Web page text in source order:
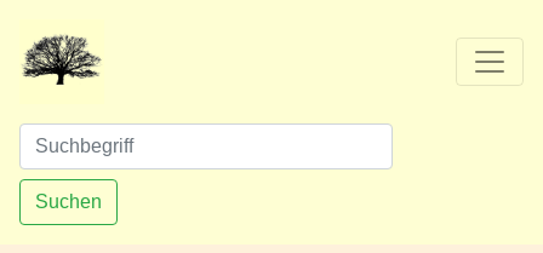
Suchen